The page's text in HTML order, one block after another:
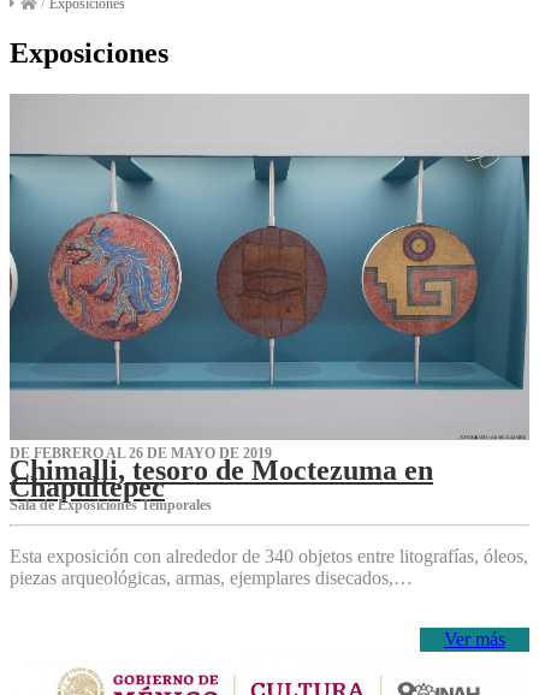
/ Exposiciones
Exposiciones
DE FEBRERO AL 26 DE MAYO DE 2019
Chimalli, tesoro de Moctezuma en
Chapultepec
Sala de Exposiciones Temporales
Esta exposición con alrededor de 340 objetos entre litografías, óleos,
piezas arqueológicas, armas, ejemplares disecados,…
Ver más